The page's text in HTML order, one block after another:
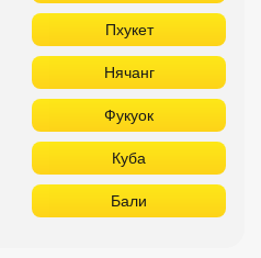
Пхукет
Нячанг
Фукуок
Куба
Бали